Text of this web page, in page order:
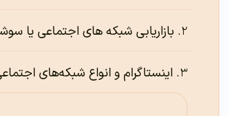
بازاریابی شبکه های اجتماعی یا
اینستاگرام و انواع شبکه‌های